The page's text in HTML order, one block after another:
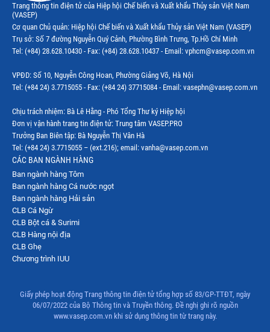
Thị trường EU
Thị trường Indonesia
Thị trường Mỹ
Thị trường Nga
Thị trường Hàn Quốc
Thị trường Nhật Bản
Thị trường Thái Lan
Thị trường Trung Quốc
Thị trường Philippines
Thị trường Tây Ban Nha
Thị trường thủy sản khác
Trang thông tin điện tử của Hiệp hội Chế biến và Xuất khẩu Thủy sản Việt Nam
(VASEP)
Cơ quan Chủ quản: Hiệp hội Chế biến và Xuất khẩu Thủy sản Việt Nam (VASEP)
Trụ sở: Số 7 đường Nguyễn Quý Cảnh, Phường Bình Trưng, Tp.Hồ Chí Minh
Tel: (+84) 28.628.10430 - Fax: (+84) 28.628.10437 - Email: vphcm@vasep.com.vn
VPĐD: Số 10, Nguyễn Công Hoan, Phường Giảng Võ, Hà Nội
Tel: (+84 24) 3.7715055 - Fax: (+84 24) 37715084 - Email: vasephn@vasep.com.vn
Chịu trách nhiệm: Bà Lê Hằng - Phó Tổng Thư ký Hiệp hội
Đơn vị vận hành trang tin điện tử: Trung tâm VASEP.PRO
Trưởng Ban Biên tập: Bà Nguyễn Thị Vân Hà
Tel: (+84 24) 3.7715055 – (ext.216); email: vanha@vasep.com.vn
CÁC BAN NGÀNH HÀNG
Ban ngành hàng Tôm
Ban ngành hàng Cá nước ngọt
Ban ngành hàng Hải sản
CLB Cá Ngừ
CLB Bột cá & Surimi
CLB Hàng nội địa
CLB Ghẹ
Chương trình IUU
Giấy phép hoạt động Trang thông tin điện tử tổng hợp số 83/GP-TTĐT, ngày
06/07/2022 của Bộ Thông tin và Truyền thông. Đề nghị ghi rõ nguồn
www.vasep.com.vn khi sử dụng thông tin từ trang này.